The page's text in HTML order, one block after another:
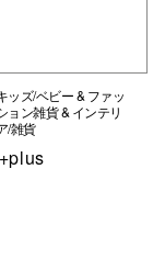
ッズ/ベビー & ファッ
ョン雑貨 & インテリ
/雑貨